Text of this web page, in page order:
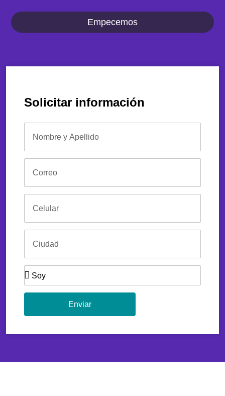
Empecemos
Solicitar información
Enviar